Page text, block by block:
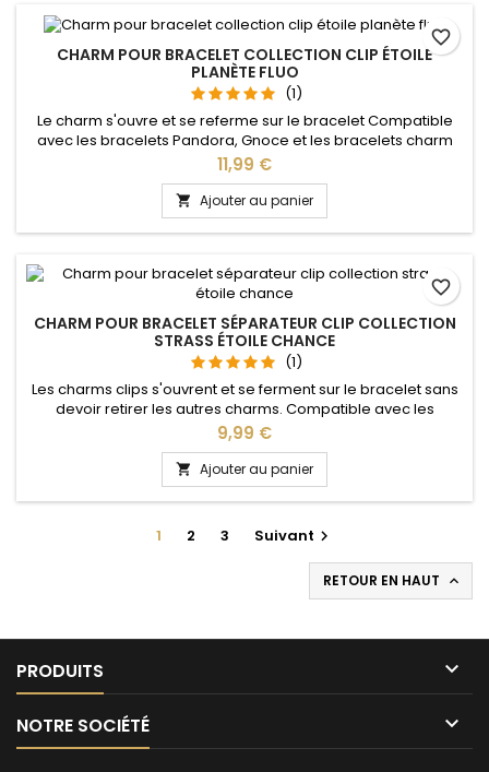
CHARM POUR BRACELET COLLECTION CLIP ÉTOILE
PLANÈTE FLUO
(1)
Le charm s'ouvre et se referme sur le bracelet Compatible
avec les bracelets Pandora, Gnoce et les bracelets charm
de notre site idéal pour : Noël, Saint Valentin, anniversaire,
anniversaire de mariage
Prix
11,99 €
 Ajouter au panier
favorite_border
CHARM POUR BRACELET SÉPARATEUR CLIP COLLECTION
STRASS ÉTOILE CHANCE
(1)
Les charms clips s'ouvrent et se ferment sur le bracelet sans
devoir retirer les autres charms. Compatible avec les
bracelets Pandora, Gnoce et les bracelets charm de notre
site idéal pour : Noël, Saint Valentin, anniversaire,
anniversaire de mariage
Prix
9,99 €
 Ajouter au panier
favorite_border
1 2 3 Suivant 
RETOUR EN HAUT 
PRODUITS 
NOTRE SOCIÉTÉ 